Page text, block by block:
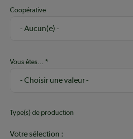
Coopérative
Vous êtes...
Type(s) de production
Votre sélection :